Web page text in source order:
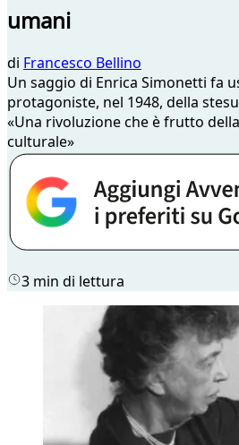
umani
di Francesco Bellino
Un saggio di Enrica Simonetti fa
protagoniste, nel 1948, della
«Una rivoluzione che è frutto
culturale»
3 min di lettura